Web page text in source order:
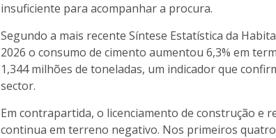
insuficiente para acompanhar a procura.
Segundo a mais recente Síntese Estatística da
2026 o consumo de cimento aumentou 6,3% em
1,344 milhões de toneladas, um indicador que
sector.
Em contrapartida, o licenciamento de construção e
continua em terreno negativo. Nos primeiros